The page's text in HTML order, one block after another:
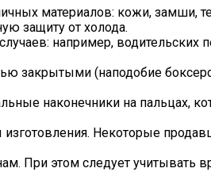
материалов: кожи, замши,
защиту от холода.
например, водительских
закрытыми (наподобие
наконечники на пальцах,
Некоторые
При этом следует учитывать